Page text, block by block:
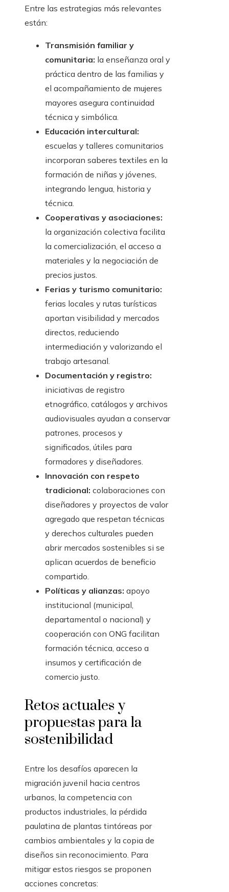
Entre las estrategias más relevantes
están:
Transmisión familiar y
comunitaria: la enseñanza oral y
práctica dentro de las familias y
el acompañamiento de mujeres
mayores asegura continuidad
técnica y simbólica.
Educación intercultural:
escuelas y talleres comunitarios
incorporan saberes textiles en la
formación de niñas y jóvenes,
integrando lengua, historia y
técnica.
Cooperativas y asociaciones:
la organización colectiva facilita
la comercialización, el acceso a
materiales y la negociación de
precios justos.
Ferias y turismo comunitario:
ferias locales y rutas turísticas
aportan visibilidad y mercados
directos, reduciendo
intermediación y valorizando el
trabajo artesanal.
Documentación y registro:
iniciativas de registro
etnográfico, catálogos y archivos
audiovisuales ayudan a conservar
patrones, procesos y
significados, útiles para
formadores y diseñadores.
Innovación con respeto
tradicional: colaboraciones con
diseñadores y proyectos de valor
agregado que respetan técnicas
y derechos culturales pueden
abrir mercados sostenibles si se
aplican acuerdos de beneficio
compartido.
Políticas y alianzas: apoyo
institucional (municipal,
departamental o nacional) y
cooperación con ONG facilitan
formación técnica, acceso a
insumos y certificación de
comercio justo.
Retos actuales y
propuestas para la
sostenibilidad
Entre los desafíos aparecen la
migración juvenil hacia centros
urbanos, la competencia con
productos industriales, la pérdida
paulatina de plantas tintóreas por
cambios ambientales y la copia de
diseños sin reconocimiento. Para
mitigar estos riesgos se proponen
acciones concretas: